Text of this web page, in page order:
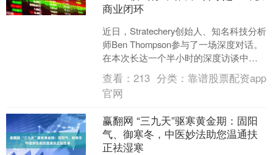
商业闭环
近日，Stratechery创始人、知名科技分析
师Ben Thompson参与了一场深度对话。
在本次长达一个半小时的深度访谈中，
Ben Thompson凭借其....
查看：213 分类：靠谱股票配资app
官网
赢翻网 “三九天”驱寒黄金期：固阳
气、御寒冬，中医妙法助您温通扶
正祛湿寒